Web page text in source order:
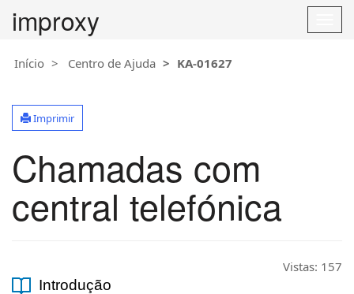
improxy
o
n
Início Centro de Ajuda KA-01627
Imprimir
Chamadas com
central telefónica
Vistas: 157
Introdução